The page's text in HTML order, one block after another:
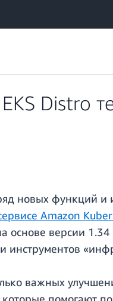
Distro
новых функций
Amazon
основе версии
важных